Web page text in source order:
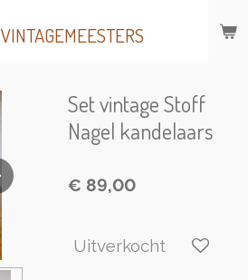
VINTAGEMEESTERS
Set vintage Stoff
Nagel kandelaars
€ 89,00
Uitverkocht